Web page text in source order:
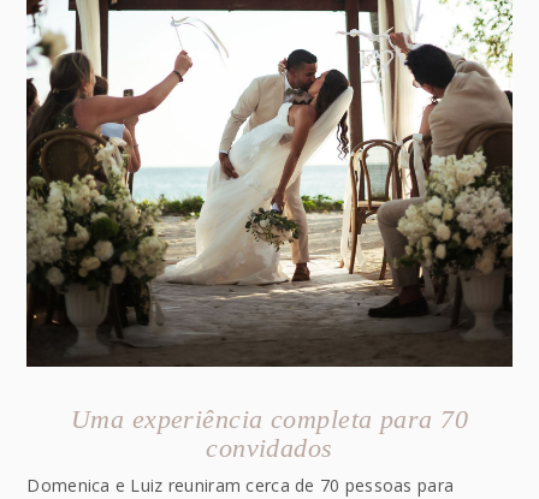
Uma experiência completa para 70
convidados
Domenica e Luiz reuniram cerca de 70 pessoas para